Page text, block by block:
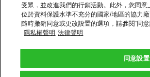
受眾，並改進我們的行銷活動。此外，您同
位於資料保護水準不充分的國家/地區的協力
隨時撤銷同意或更改設置的選項，請參閱“同
隱私權聲明 法律聲明
同意設置